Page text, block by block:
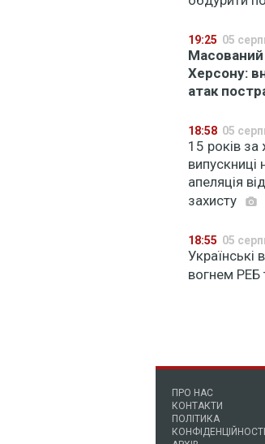
19:25 05
Херсону:
атак
18:58 05
15 років
випускниці
апеляція
захисту
18:55 05
Українські
вогнем РЕБ
ПРО НАС
КОНТАКТИ
ПОЛІТИКА
КОНФІДЕНЦІЙНОСТІ